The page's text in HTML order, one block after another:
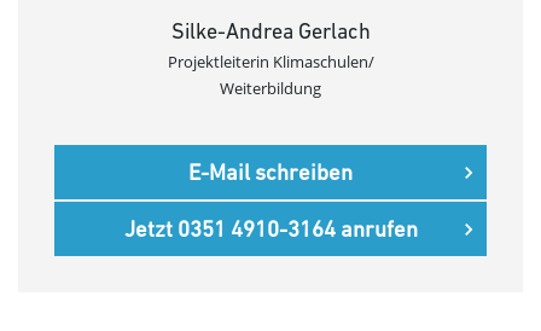
Silke-Andrea Gerlach
Projektleiterin Klimaschulen/
Weiterbildung
E-Mail schreiben
Jetzt 0351 4910-3164 anrufen